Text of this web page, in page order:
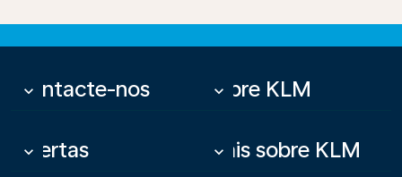
Contacte-nos
keyboard_arrow_down Sobre KLM
keyboard_arrow_down
Ofertas
keyboard_arrow_down Mais sobre KLM
keyboard_arrow_down